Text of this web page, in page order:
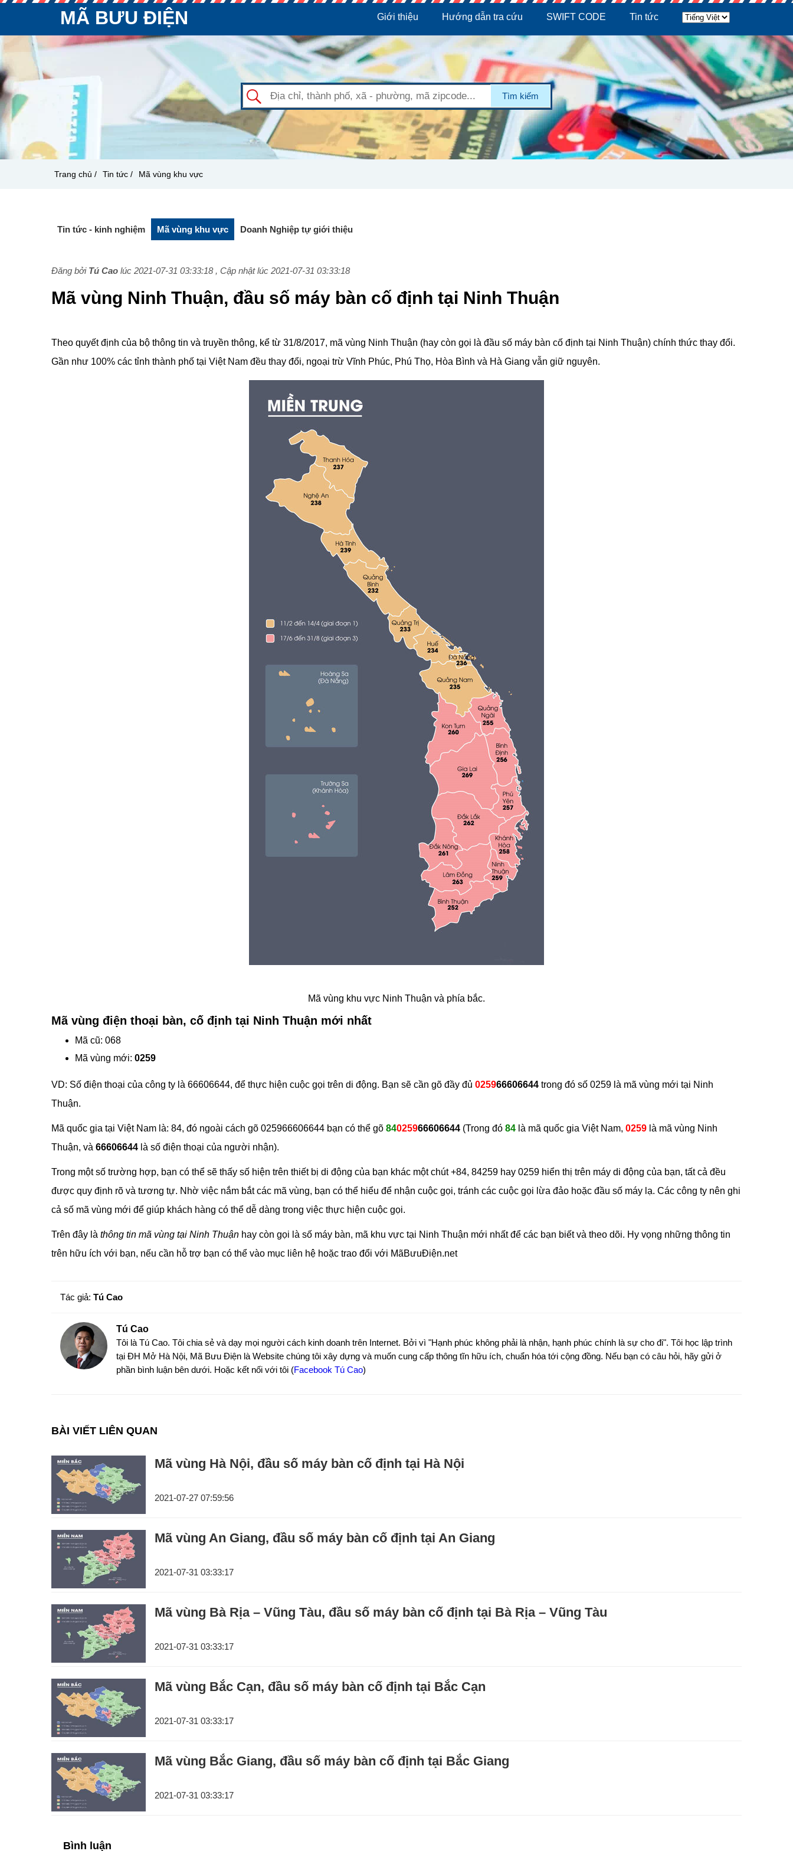
MÃ BƯU ĐIỆN Giới thiệu Hướng dẫn tra cứu SWIFT CODE Tin tức
Tìm kiếm
Trang chủ / Tin tức / Mã vùng khu vực
Tin tức - kinh nghiệm Mã vùng khu vực Doanh Nghiệp tự giới thiệu
Đăng bởi Tú Cao lúc 2021-07-31 03:33:18 , Cập nhật lúc 2021-07-31 03:33:18
Mã vùng Ninh Thuận, đầu số máy bàn cố định tại Ninh Thuận
Theo quyết định của bộ thông tin và truyền thông, kể từ 31/8/2017, mã vùng Ninh Thuận (hay còn gọi là đầu số máy bàn cố định tại Ninh Thuận) chính thức thay đổi.
Gần như 100% các tỉnh thành phố tại Việt Nam đều thay đổi, ngoại trừ Vĩnh Phúc, Phú Thọ, Hòa Bình và Hà Giang vẫn giữ nguyên.
Mã vùng khu vực Ninh Thuận và phía bắc.
Mã vùng điện thoại bàn, cố định tại Ninh Thuận mới nhất
Mã cũ: 068
Mã vùng mới: 0259
VD: Số điện thoại của công ty là 66606644, để thực hiện cuộc gọi trên di động. Bạn sẽ cần gõ đầy đủ 025966606644 trong đó số 0259 là mã vùng mới tại Ninh
Thuận.
Mã quốc gia tại Việt Nam là: 84, đó ngoài cách gõ 025966606644 bạn có thể gõ 84025966606644 (Trong đó 84 là mã quốc gia Việt Nam, 0259 là mã vùng Ninh
Thuận, và 66606644 là số điện thoại của người nhận).
Trong một số trường hợp, bạn có thể sẽ thấy số hiện trên thiết bị di động của bạn khác một chút +84, 84259 hay 0259 hiển thị trên máy di động của bạn, tất cả đều
được quy định rõ và tương tự. Nhờ việc nắm bắt các mã vùng, bạn có thể hiểu để nhận cuộc gọi, tránh các cuộc gọi lừa đảo hoặc đầu số máy lạ. Các công ty nên ghi
cả số mã vùng mới để giúp khách hàng có thể dễ dàng trong việc thực hiện cuộc gọi.
Trên đây là thông tin mã vùng tại Ninh Thuận hay còn gọi là số máy bàn, mã khu vực tại Ninh Thuận mới nhất để các bạn biết và theo dõi. Hy vọng những thông tin
trên hữu ích với bạn, nếu cần hỗ trợ bạn có thể vào mục liên hệ hoặc trao đổi với MãBưuĐiện.net
Tác giả: Tú Cao
Tú Cao
Tôi là Tú Cao. Tôi chia sẻ và dạy mọi người cách kinh doanh trên Internet. Bởi vì "Hạnh phúc không phải là nhận, hạnh phúc chính là sự cho đi". Tôi học lập trình
tại ĐH Mở Hà Nội, Mã Bưu Điện là Website chúng tôi xây dựng và muốn cung cấp thông tĩn hữu ích, chuẩn hóa tới cộng đồng. Nếu bạn có câu hỏi, hãy gửi ở
phần bình luận bên dưới. Hoặc kết nối với tôi (Facebook Tú Cao)
BÀI VIẾT LIÊN QUAN
Mã vùng Hà Nội, đầu số máy bàn cố định tại Hà Nội
2021-07-27 07:59:56
Mã vùng An Giang, đầu số máy bàn cố định tại An Giang
2021-07-31 03:33:17
Mã vùng Bà Rịa – Vũng Tàu, đầu số máy bàn cố định tại Bà Rịa – Vũng Tàu
2021-07-31 03:33:17
Mã vùng Bắc Cạn, đầu số máy bàn cố định tại Bắc Cạn
2021-07-31 03:33:17
Mã vùng Bắc Giang, đầu số máy bàn cố định tại Bắc Giang
2021-07-31 03:33:17
Bình luận